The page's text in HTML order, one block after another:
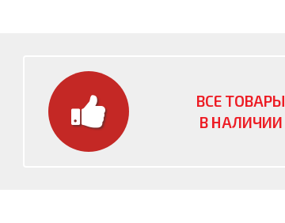
ВСЕ ТОВАРЫ
В НАЛИЧИИ